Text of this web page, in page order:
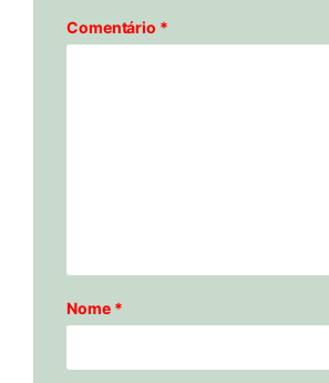
Comentário *
Nome *